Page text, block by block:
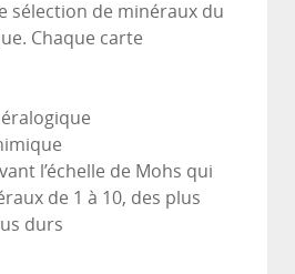
sélection de minéraux du
Chaque carte
l’échelle de Mohs qui
de 1 à 10, des plus
durs